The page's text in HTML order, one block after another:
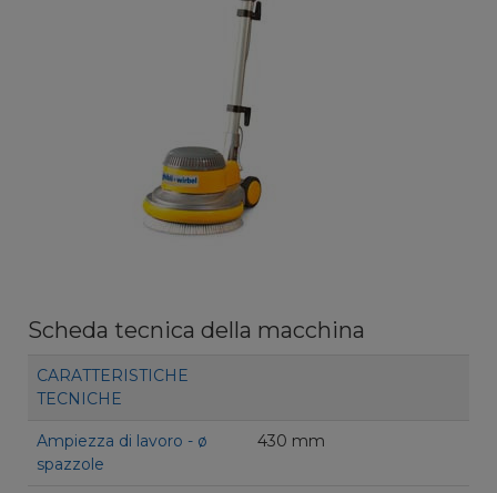
Scheda tecnica della macchina
CARATTERISTICHE
TECNICHE
Ampiezza di lavoro - ø
spazzole
430 mm